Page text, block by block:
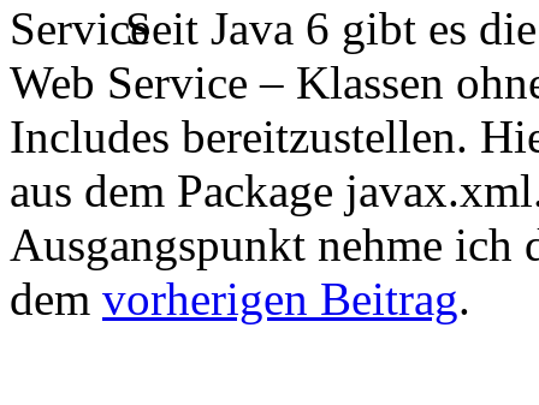
Seit Java 6 gibt es
Web Service – Klassen
Includes bereitzustellen.
aus dem Package
Ausgangspunkt nehme ich
dem vorherigen Beitrag.